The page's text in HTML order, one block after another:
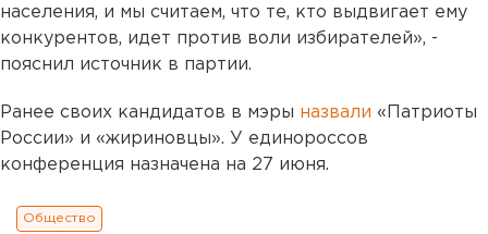
населения, и мы считаем, что те, кто выдвигает ему
конкурентов, идет против воли избирателей», -
пояснил источник в партии.
Ранее своих кандидатов в мэры назвали «Патриоты
России» и «жириновцы». У единороссов
конференция назначена на 27 июня.
Общество